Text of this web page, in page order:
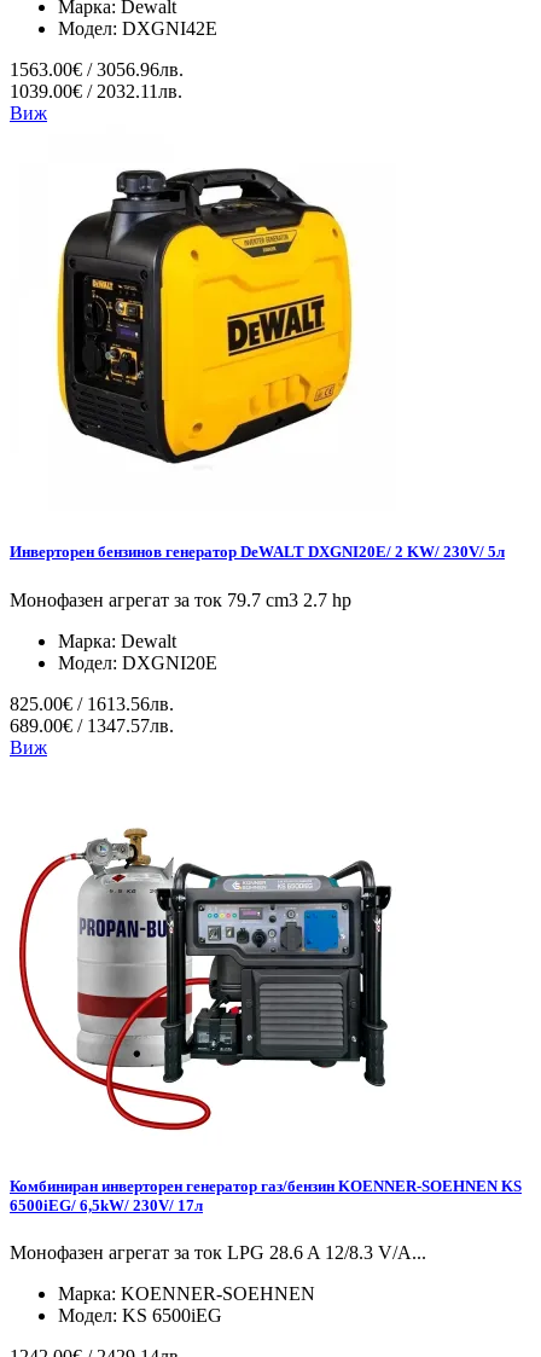
Марка: Dewalt
Модел: DXGNI42E
1563.00€ / 3056.96лв.
1039.00€ / 2032.11лв.
Виж
Инверторен бензинов генератор DeWALT DXGNI20E/ 2 KW/ 230V/ 5л
Монофазен агрегат за ток 79.7 cm3 2.7 hp
Марка: Dewalt
Модел: DXGNI20E
825.00€ / 1613.56лв.
689.00€ / 1347.57лв.
Виж
Комбиниран инверторен генератор газ/бензин KOENNER-SOEHNEN KS
6500iEG/ 6,5kW/ 230V/ 17л
Монофазен агрегат за ток LPG 28.6 A 12/8.3 V/А...
Марка: KOENNER-SOEHNEN
Модел: KS 6500iEG